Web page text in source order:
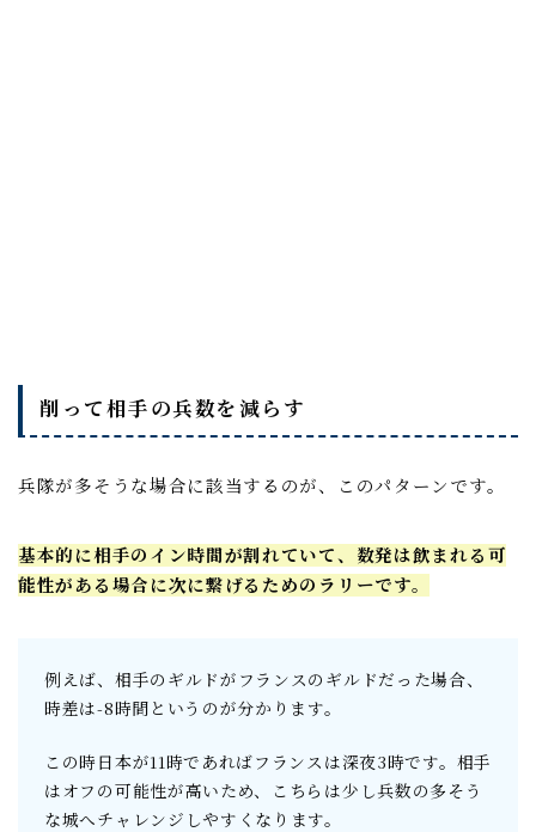
削って相手の兵数を減らす
兵隊が多そうな場合に該当するのが、このパターンです。
基本的に相手のイン時間が割れていて、数発は飲まれる可
能性がある場合に次に繋げるためのラリーです。
例えば、相手のギルドがフランスのギルドだった場合、
時差は-8時間というのが分かります。
この時日本が11時であればフランスは深夜3時です。相手
はオフの可能性が高いため、こちらは少し兵数の多そう
な城へチャレンジしやすくなります。